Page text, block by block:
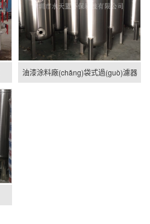
油漆涂料廠(chǎng)袋式過(guò)濾器